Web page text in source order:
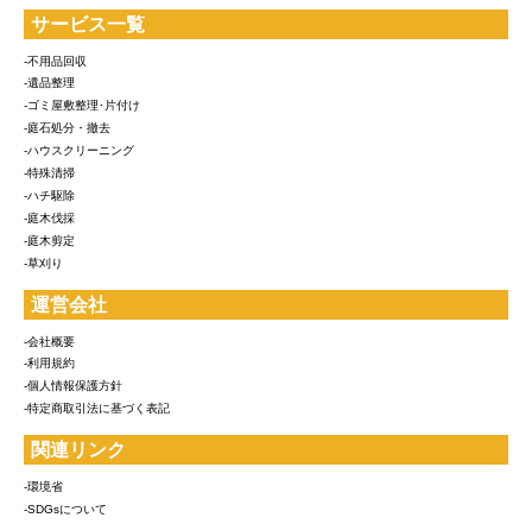
サービス一覧
-不用品回収
-遺品整理
-ゴミ屋敷整理･片付け
-庭石処分・撤去
-ハウスクリーニング
-特殊清掃
-ハチ駆除
-庭木伐採
-庭木剪定
-草刈り
運営会社
-会社概要
-利用規約
-個人情報保護方針
-特定商取引法に基づく表記
関連リンク
-環境省
-SDGsについて